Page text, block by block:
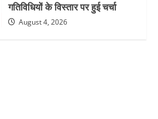
गतिविधियों के विस्तार पर हुई चर्चा
August 4, 2026